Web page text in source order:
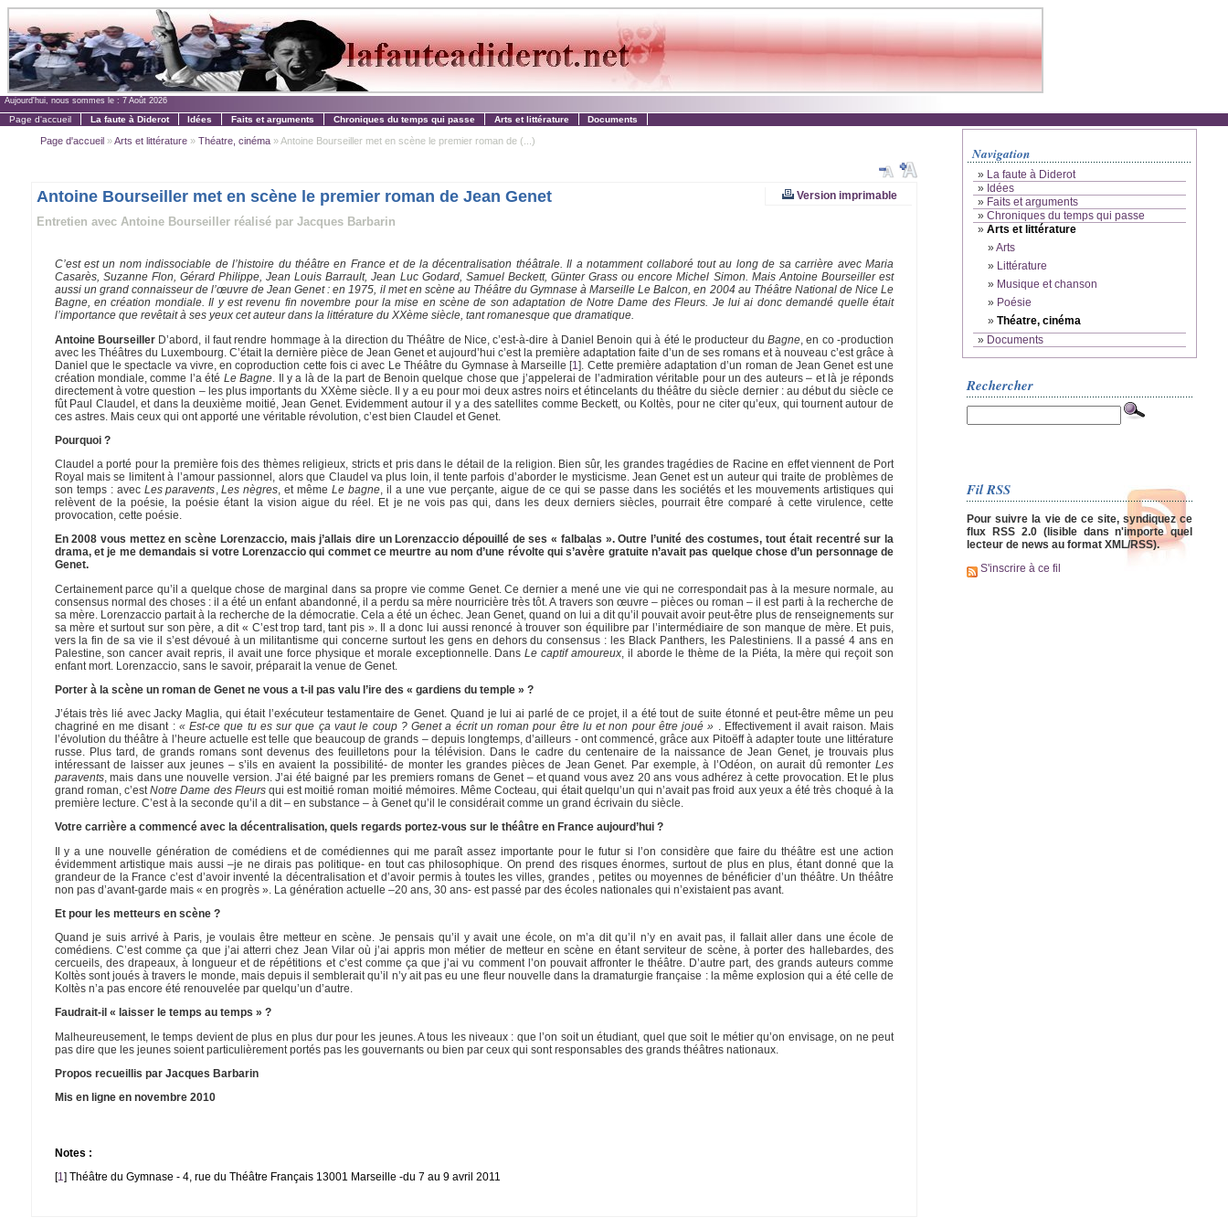
Aujourd'hui, nous sommes le : 7 Août 2026
Page d'accueil La faute à Diderot Idées Faits et arguments Chroniques du temps qui passe Arts et littérature Documents
Page d'accueil»Arts et littérature» Théatre, cinéma» Antoine Bourseiller met en scène le premier roman de (...)
Version imprimable
Antoine Bourseiller met en scène le premier roman de Jean Genet
Entretien avec Antoine Bourseiller réalisé par Jacques Barbarin
C’est est un nom indissociable de l’histoire du théâtre en France et de la décentralisation théâtrale. Il a notamment collaboré tout au long de sa carrière avec Maria
Casarès, Suzanne Flon, Gérard Philippe, Jean Louis Barrault, Jean Luc Godard, Samuel Beckett, Günter Grass ou encore Michel Simon. Mais Antoine Bourseiller est
aussi un grand connaisseur de l’œuvre de Jean Genet : en 1975, il met en scène au Théâtre du Gymnase à MarseilleLe Balcon, en 2004 au Théâtre National de Nice Le
Bagne, en création mondiale. Il y est revenu fin novembre pour la mise en scène de son adaptation deNotre Dame des Fleurs. Je lui ai donc demandé quelle était
l’importance que revêtait à ses yeux cet auteur dans la littérature du XXème siècle, tant romanesque que dramatique.
Antoine BourseillerD’abord, il faut rendre hommage à la direction du Théâtre de Nice, c’est-à-dire à Daniel Benoin qui à été le producteur du Bagne, en co -production
avec les Théâtres du Luxembourg. C’était la dernière pièce de Jean Genet et aujourd’hui c’est la première adaptation faite d’un de ses romans et à nouveau c’est grâce à
Daniel que le spectacle va vivre, en coproduction cette fois ci avec Le Théâtre du Gymnase à Marseille [1] . Cette première adaptation d’un roman de Jean Genet est une
création mondiale, comme l’a été Le Bagne . Il y a là de la part de Benoin quelque chose que j’appelerai de l’admiration véritable pour un des auteurs – et là je réponds
directement à votre question – les plus importants du XXème siècle. Il y a eu pour moi deux astres noirs et étincelants du théâtre du siècle dernier : au début du siècle ce
fût Paul Claudel, et dans la deuxième moitié, Jean Genet. Evidemment autour il y a des satellites comme Beckett, ou Koltès, pour ne citer qu’eux, qui tournent autour de
ces astres. Mais ceux qui ont apporté une véritable révolution, c’est bien Claudel et Genet.
Pourquoi ?
Claudel a porté pour la première fois des thèmes religieux, stricts et pris dans le détail de la religion. Bien sûr, les grandes tragédies de Racine en effet viennent de Port
Royal mais se limitent à l’amour passionnel, alors que Claudel va plus loin, il tente parfois d’aborder le mysticisme. Jean Genet est un auteur qui traite de problèmes de
son temps : avec Les paravents,Les nègres, et mêmeLe bagne, il a une vue perçante, aigue de ce qui se passe dans les sociétés et les mouvements artistiques qui
relèvent de la poésie, la poésie étant la vision aigue du réel. Et je ne vois pas qui, dans les deux derniers siècles, pourrait être comparé à cette virulence, cette
provocation, cette poésie.
En 2008 vous mettez en scène Lorenzaccio, mais j’allais dire un Lorenzaccio dépouillé de ses « falbalas ». Outre l’unité des costumes, tout était recentré sur la
drama, et je me demandais si votre Lorenzaccio qui commet ce meurtre au nom d’une révolte qui s’avère gratuite n’avait pas quelque chose d’un personnage de
Genet.
Certainement parce qu’il a quelque chose de marginal dans sa propre vie comme Genet. Ce dernier a mené une vie qui ne correspondait pas à la mesure normale, au
consensus normal des choses : il a été un enfant abandonné, il a perdu sa mère nourricière très tôt. A travers son œuvre – pièces ou roman – il est parti à la recherche de
sa mère. Lorenzaccio partait à la recherche de la démocratie. Cela a été un échec. Jean Genet, quand on lui a dit qu’il pouvait avoir peut-être plus de renseignements sur
sa mère et surtout sur son père, a dit « C’est trop tard, tant pis ». Il a donc lui aussi renoncé à trouver son équilibre par l’intermédiaire de son manque de mère. Et puis,
vers la fin de sa vie il s’est dévoué à un militantisme qui concerne surtout les gens en dehors du consensus : les Black Panthers, les Palestiniens. Il a passé 4 ans en
Palestine, son cancer avait repris, il avait une force physique et morale exceptionnelle. DansLe captif amoureux, il aborde le thème de la Piéta, la mère qui reçoit son
enfant mort. Lorenzaccio, sans le savoir, préparait la venue de Genet.
Porter à la scène un roman de Genet ne vous a t-il pas valu l’ire des « gardiens du temple » ?
J’étais très lié avec Jacky Maglia, qui était l’exécuteur testamentaire de Genet. Quand je lui ai parlé de ce projet, il a été tout de suite étonné et peut-être même un peu
chagriné en me disant : « Est-ce que tu es sur que ça vaut le coup ? Genet a écrit un roman pour être lu et non pour être joué » . Effectivement il avait raison. Mais
l’évolution du théâtre à l’heure actuelle est telle que beaucoup de grands – depuis longtemps, d’ailleurs - ont commencé, grâce aux Pitoëff à adapter toute une littérature
russe. Plus tard, de grands romans sont devenus des feuilletons pour la télévision. Dans le cadre du centenaire de la naissance de Jean Genet, je trouvais plus
intéressant de laisser aux jeunes – s’ils en avaient la possibilité- de monter les grandes pièces de Jean Genet. Par exemple, à l’Odéon, on aurait dû remonter Les
paravents, mais dans une nouvelle version. J’ai été baigné par les premiers romans de Genet – et quand vous avez 20 ans vous adhérez à cette provocation. Et le plus
grand roman, c’estNotre Dame des Fleursqui est moitié roman moitié mémoires. Même Cocteau, qui était quelqu’un qui n’avait pas froid aux yeux a été très choqué à la
première lecture. C’est à la seconde qu’il a dit – en substance – à Genet qu’il le considérait comme un grand écrivain du siècle.
Votre carrière a commencé avec la décentralisation, quels regards portez-vous sur le théâtre en France aujourd’hui ?
Il y a une nouvelle génération de comédiens et de comédiennes qui me paraît assez importante pour le futur si l’on considère que faire du théâtre est une action
évidemment artistique mais aussi –je ne dirais pas politique- en tout cas philosophique. On prend des risques énormes, surtout de plus en plus, étant donné que la
grandeur de la France c’est d’avoir inventé la décentralisation et d’avoir permis à toutes les villes, grandes , petites ou moyennes de bénéficier d’un théâtre. Un théâtre
non pas d’avant-garde mais « en progrès ». La génération actuelle –20 ans, 30 ans- est passé par des écoles nationales qui n’existaient pas avant.
Et pour les metteurs en scène ?
Quand je suis arrivé à Paris, je voulais être metteur en scène. Je pensais qu’il y avait une école, on m’a dit qu’il n’y en avait pas, il fallait aller dans une école de
comédiens. C’est comme ça que j’ai atterri chez Jean Vilar où j’ai appris mon métier de metteur en scène en étant serviteur de scène, à porter des hallebardes, des
cercueils, des drapeaux, à longueur et de répétitions et c’est comme ça que j’ai vu comment l’on pouvait affronter le théâtre. D’autre part, des grands auteurs comme
Koltès sont joués à travers le monde, mais depuis il semblerait qu’il n’y ait pas eu une fleur nouvelle dans la dramaturgie française : la même explosion qui a été celle de
Koltès n’a pas encore été renouvelée par quelqu’un d’autre.
Faudrait-il « laisser le temps au temps » ?
Malheureusement, le temps devient de plus en plus dur pour les jeunes. A tous les niveaux : que l’on soit un étudiant, quel que soit le métier qu’on envisage, on ne peut
pas dire que les jeunes soient particulièrement portés pas les gouvernants ou bien par ceux qui sont responsables des grands théâtres nationaux.
Propos recueillis par Jacques Barbarin
Mis en ligne en novembre 2010
Notes :
[1 ] Théâtre du Gymnase - 4, rue du Théâtre Français 13001 Marseille -du 7 au 9 avril 2011
Navigation
» La faute à Diderot
» Idées
» Faits et arguments
» Chroniques du temps qui passe
» Arts et littérature
»Arts
» Littérature
» Musique et chanson
» Poésie
» Théatre, cinéma
» Documents
Rechercher
Fil RSS
Pour suivre la vie de ce site, syndiquez ce
flux RSS 2.0 (lisible dans n'importe quel
lecteur de news au format XML/RSS).
S'inscrire à ce fil